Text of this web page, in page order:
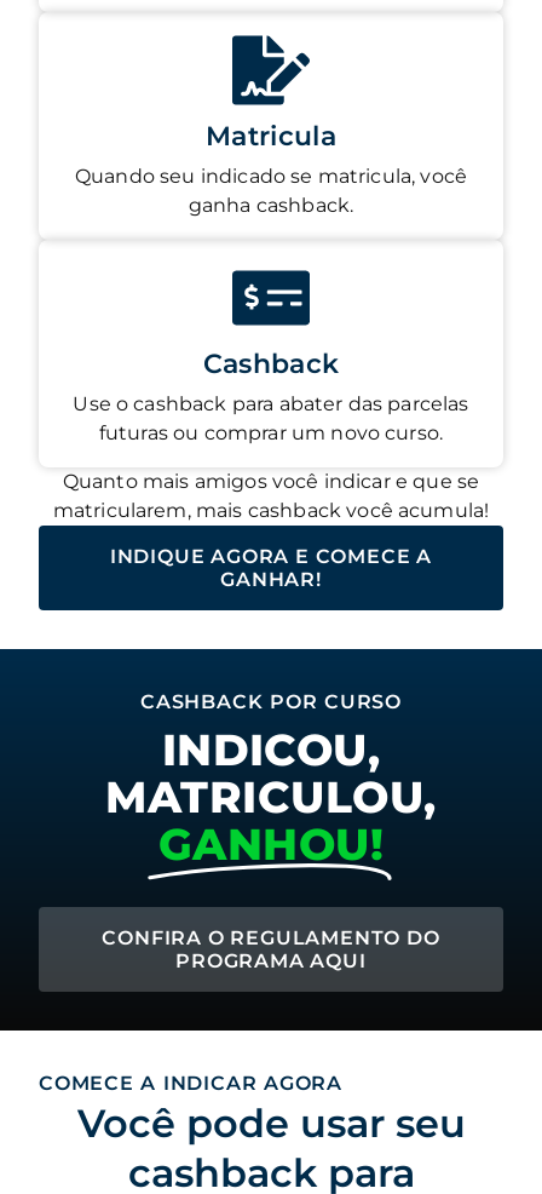
Matricula
Quando seu indicado se matricula, você
ganha cashback.
Cashback
Use o cashback para abater das parcelas
futuras ou comprar um novo curso.
Quanto mais amigos você indicar e que se
matricularem, mais cashback você acumula!
INDIQUE AGORA E COMECE A
GANHAR!
CASHBACK POR CURSO
INDICOU,
MATRICULOU,
GANHOU!
CONFIRA O REGULAMENTO DO
PROGRAMA AQUI
COMECE A INDICAR AGORA
Você pode usar seu
cashback para